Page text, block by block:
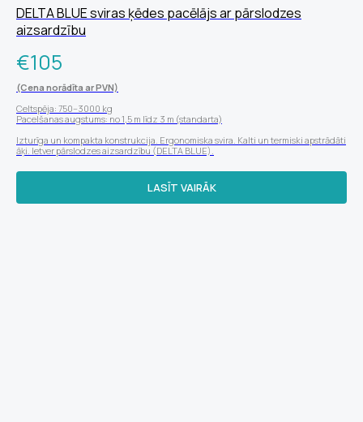
DELTA BLUE sviras ķēdes pacēlājs ar pārslodzes
aizsardzību
€105
(Cena norādīta ar PVN)
Celtspēja: 750–3000 kg
Pacelšanas augstums: no 1,5 m līdz 3 m (standarta)
Izturīga un kompakta konstrukcija. Ergonomiska svira. Kalti un termiski apstrādāti
āķi. Ietver pārslodzes aizsardzību (DELTA BLUE).
LASĪT VAIRĀK